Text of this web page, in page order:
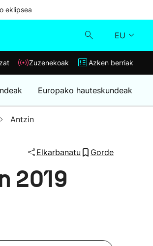
eklipsea
EU
Klisk
Zuzenekoak
Azken berriak
Zuzenekoak Azken berriak
Europako hauteskundeak
Antzin
Elkarbanatu Gorde
2019